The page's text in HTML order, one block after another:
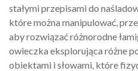
stałymi przepisami do
które można manipulować,
aby rozwiązać różnorodne
owieczka eksplorująca różne
obiektami i słowami, które